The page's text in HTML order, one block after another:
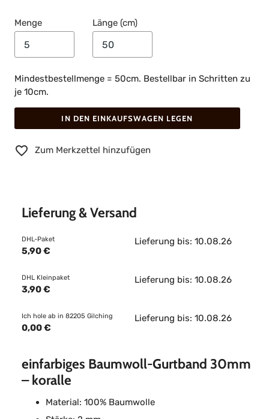
Menge Länge (cm)
Mindestbestellmenge = 50cm. Bestellbar in Schritten zu
je 10cm.
IN DEN EINKAUFSWAGEN LEGEN
Zum Merkzettel hinzufügen
Lieferung & Versand
DHL-Paket
5,90 €
Lieferung bis: 10.08.26
DHL Kleinpaket
3,90 €
Lieferung bis: 10.08.26
Ich hole ab in 82205 Gilching
0,00 €
Lieferung bis: 10.08.26
einfarbiges Baumwoll-Gurtband 30mm
– koralle
Material: 100% Baumwolle